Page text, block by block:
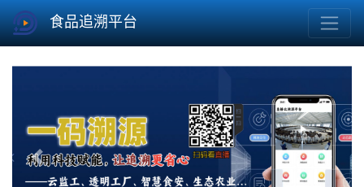
食品追溯平台
Previous Next